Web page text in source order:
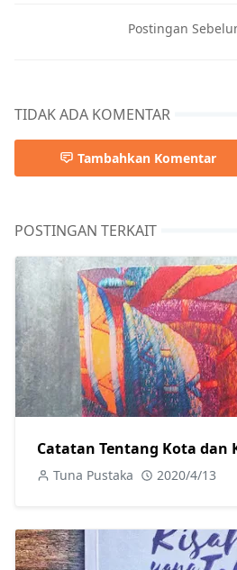
Postingan
TIDAK ADA KOMENTAR
Tambahkan Komentar
POSTINGAN TERKAIT
Catatan Tentang Kota dan
Tuna Pustaka 2020/4/13